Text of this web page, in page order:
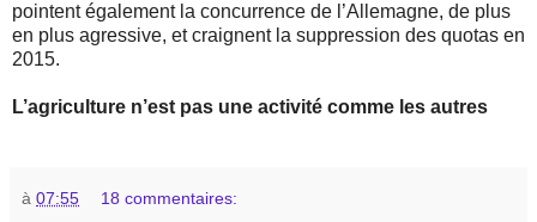
pointent également la concurrence de l’Allemagne, de plus
en plus agressive, et craignent la suppression des quotas en
2015.
L’agriculture n’est pas une activité comme les autres
à 07:55 18 commentaires: